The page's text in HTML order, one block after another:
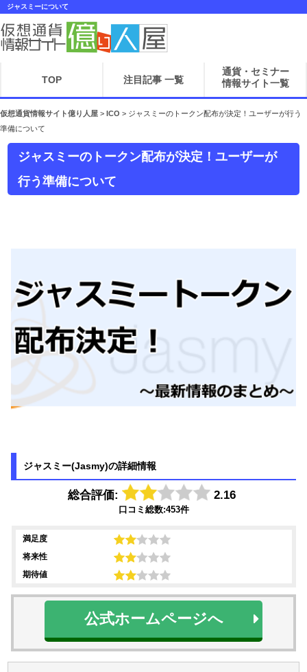
ジャスミーについて
TOP 注目記事 一覧
通貨・セミナー
情報サイト一覧
仮想通貨情報サイト億り人屋 > ICO > ジャスミーのトークン配布が決定！ユーザーが行う
準備について
ジャスミーのトークン配布が決定！ユーザーが
行う準備について
ジャスミー(Jasmy)の詳細情報
総合評価: 2.16
口コミ総数:453件
満足度
将来性
期待値
公式ホームページへ